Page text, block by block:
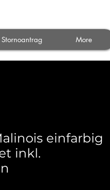
Stornoantrag More
einfarbig
inkl.